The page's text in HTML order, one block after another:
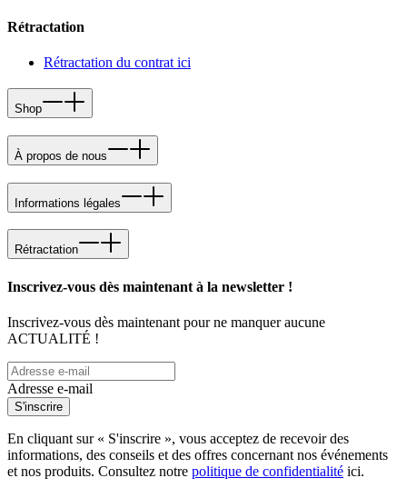
Rétractation
Rétractation du contrat ici
Shop
À propos de nous
Informations légales
Rétractation
Inscrivez-vous dès maintenant à la newsletter !
Inscrivez-vous dès maintenant pour ne manquer aucune
ACTUALITÉ !
Adresse e-mail
S'inscrire
En cliquant sur « S'inscrire », vous acceptez de recevoir des
informations, des conseils et des offres concernant nos événements
et nos produits. Consultez notre politique de confidentialité ici.